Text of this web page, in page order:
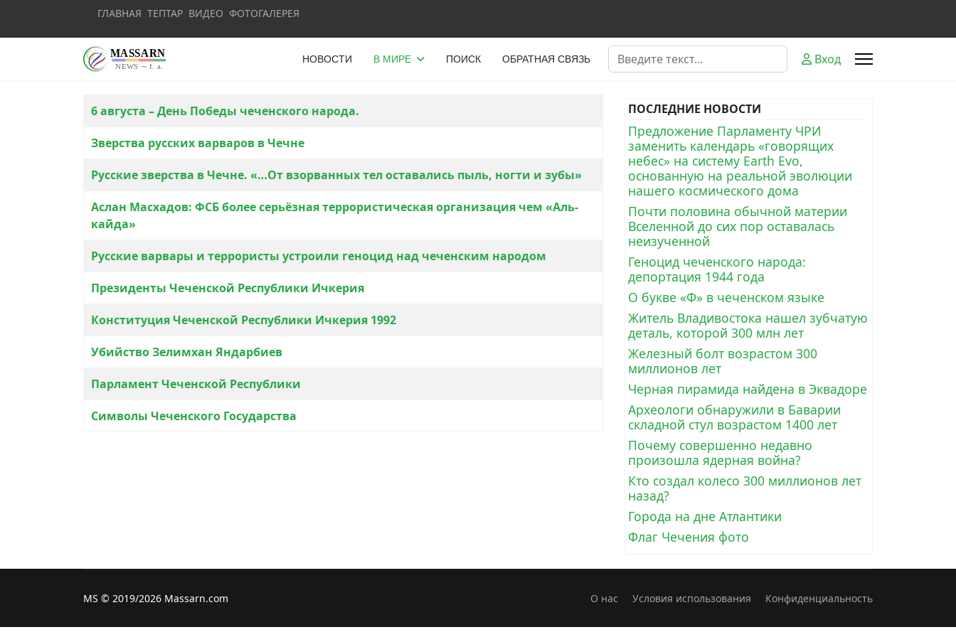
ГЛАВНАЯ ТЕПТАР ВИДЕО ФОТОГАЛЕРЕЯ
НОВОСТИ В МИРЕ ПОИСК ОБРАТНАЯ СВЯЗЬ Поиск Вход
Заголовок
6 августа – День Победы чеченского народа.
Зверства русских варваров в Чечне
Русские зверства в Чечне. «…От взорванных тел оставались пыль, ногти и зубы»
Аслан Масхадов: ФСБ более серьёзная террористическая организация чем «Аль-
кайда»
Русские варвары и террористы устроили геноцид над чеченским народом
Президенты Чеченской Республики Ичкерия
Конституция Чеченской Республики Ичкерия 1992
Убийство Зелимхан Яндарбиев
Парламент Чеченской Республики
Символы Чеченского Государства
ПОСЛЕДНИЕ НОВОСТИ
Предложение Парламенту ЧРИ
заменить календарь «говорящих
небес» на систему Earth Evo,
основанную на реальной эволюции
нашего космического дома
Почти половина обычной материи
Вселенной до сих пор оставалась
неизученной
Геноцид чеченского народа:
депортация 1944 года
О букве «Ф» в чеченском языке
Житель Владивостока нашел зубчатую
деталь, которой 300 млн лет
Железный болт возрастом 300
миллионов лет
Черная пирамида найдена в Эквадоре
Археологи обнаружили в Баварии
складной стул возрастом 1400 лет
Почему совершенно недавно
произошла ядерная война?
Кто создал колесо 300 миллионов лет
назад?
Города на дне Атлантики
Флаг Чечения фото
MS © 2019/2026 Massarn.com О нас Условия использования Конфиденциальность